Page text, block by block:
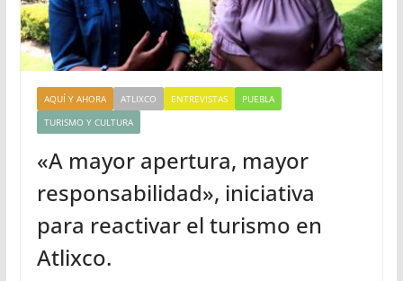
AQUÍ Y AHORA ATLIXCO ENTREVISTAS
PUEBLA
TURISMO Y CULTURA
«A mayor apertura, mayor
responsabilidad», iniciativa
para reactivar el turismo en
Atlixco.